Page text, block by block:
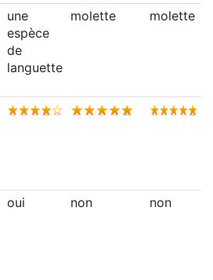
une
espèce
de
languette
molette molette
oui non non